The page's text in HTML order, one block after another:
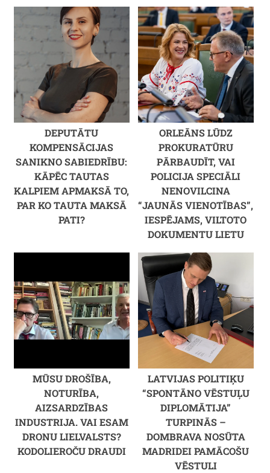
DEPUTĀTU
KOMPENSĀCIJAS
SANIKNO SABIEDRĪBU:
KĀPĒC TAUTAS
KALPIEM APMAKSĀ TO,
PAR KO TAUTA MAKSĀ
PATI?
ORLEĀNS LŪDZ
PROKURATŪRU
PĀRBAUDĪT, VAI
POLICIJA SPECIĀLI
NENOVILCINA
“JAUNĀS VIENOTĪBAS”,
IESPĒJAMS, VILTOTO
DOKUMENTU LIETU
MŪSU DROŠĪBA,
NOTURĪBA,
AIZSARDZĪBAS
INDUSTRIJA. VAI ESAM
DRONU LIELVALSTS?
KODOLIEROČU DRAUDI
LATVIJAS POLITIĶU
“SPONTĀNO VĒSTUĻU
DIPLOMĀTIJA”
TURPINĀS –
DOMBRAVA NOSŪTA
MADRIDEI PAMĀCOŠU
VĒSTULI